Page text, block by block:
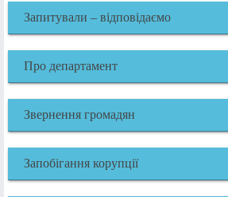
Запитували – відповідаємо
Про департамент
Звернення громадян
Запобігання корупції